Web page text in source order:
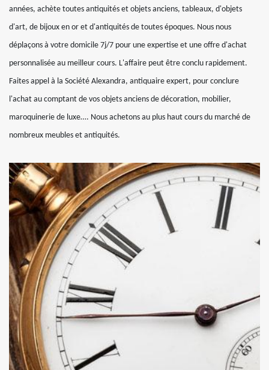
années, achète toutes antiquités et objets anciens, tableaux, d'objets
d'art, de bijoux en or et d'antiquités de toutes époques. Nous nous
déplaçons à votre domicile 7j/7 pour une expertise et une offre d'achat
personnalisée au meilleur cours. L'affaire peut être conclu rapidement.
Faites appel à la Société Alexandra, antiquaire expert, pour conclure
l'achat au comptant de vos objets anciens de décoration, mobilier,
maroquinerie de luxe…. Nous achetons au plus haut cours du marché de
nombreux meubles et antiquités.